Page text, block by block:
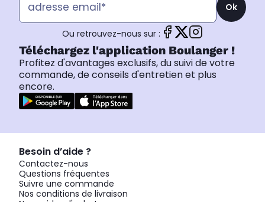
Ok
Ou retrouvez-nous sur :
Téléchargez l'application Boulanger !
Profitez d'avantages exclusifs, du suivi de votre
commande, de conseils d'entretien et plus
encore.
Besoin d’aide ?
Contactez-nous
Questions fréquentes
Suivre une commande
Nos conditions de livraison